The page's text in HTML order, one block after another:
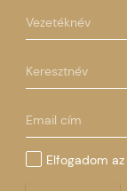
Elfogadom az